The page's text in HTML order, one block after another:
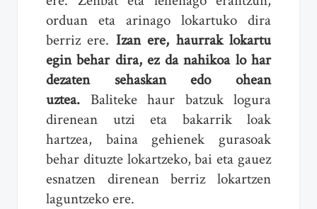
orduan eta arinago lokartuko dira
berriz ere. Izan ere, haurrak lokartu
egin behar dira, ez da nahikoa lo har
dezaten sehaskan edo ohean
uztea. Baliteke haur batzuk logura
direnean utzi eta bakarrik loak
hartzea, baina gehienek gurasoak
behar dituzte lokartzeko, bai eta gauez
esnatzen direnean berriz lokartzen
laguntzeko ere.